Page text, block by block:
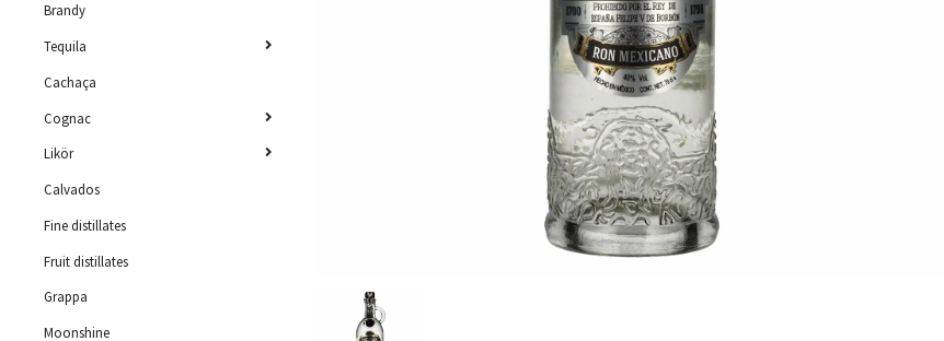
Brandy
Tequila
Cachaça
Cognac
Likör
Calvados
Fine distillates
Fruit distillates
Grappa
Moonshine